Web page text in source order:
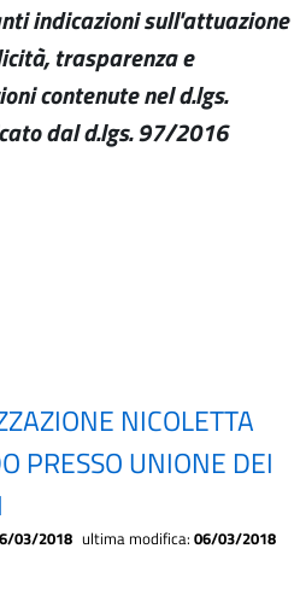
indicazioni sull'attuazione
trasparenza e
contenute nel d.lgs.
dal d.lgs. 97/2016
NICOLETTA
PRESSO UNIONE DEI
03/2018 ultima modifica: 06/03/2018